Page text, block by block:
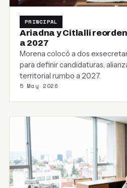
PRINCIPAL
Ariadna y Citlalli
a 2027
Morena colocó a dos
para definir candidaturas,
territorial rumbo a 2027.
5 May 2026